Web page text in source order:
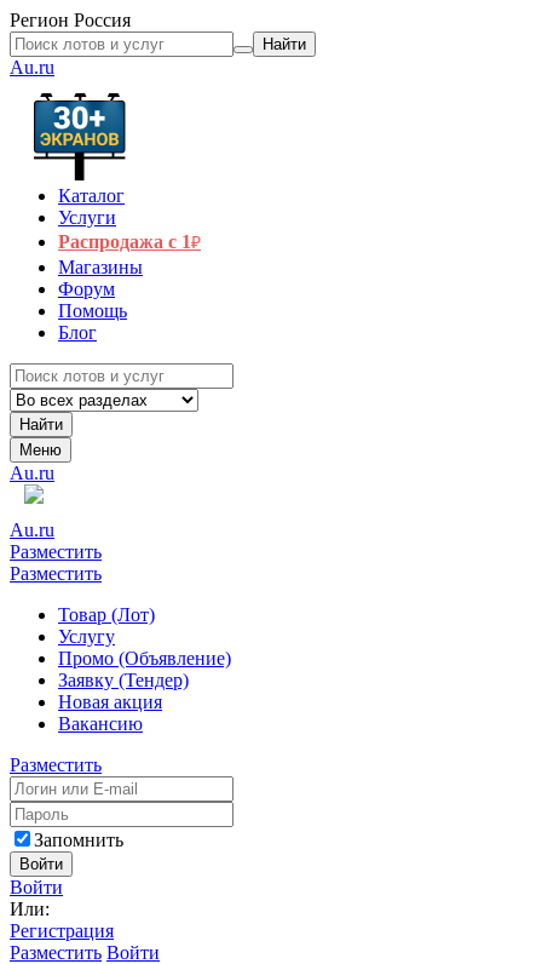
Регион Россия
Найти
Au.ru
Каталог
Услуги
Распродажа с 1₽
Магазины
Форум
Помощь
Блог
Найти
Меню
Au.ru
Au.ru
Разместить
Разместить
Товар (Лот)
Услугу
Промо (Объявление)
Заявку (Тендер)
Новая акция
Вакансию
Разместить
Запомнить
Войти
Войти
Или:
Регистрация
Разместить Войти